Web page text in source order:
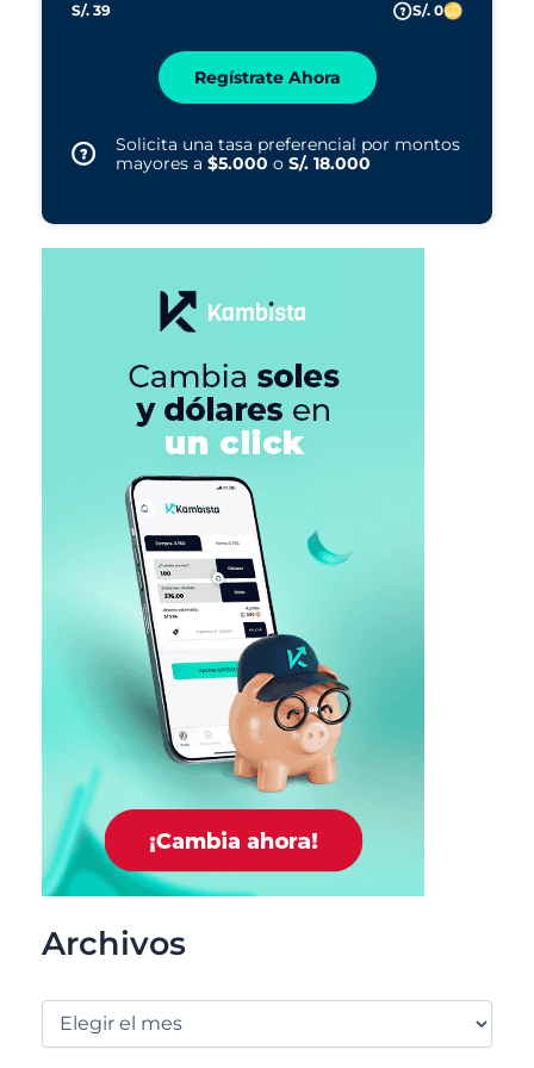
S/. 39
S/. 0
Regístrate Ahora
Solicita una tasa preferencial por montos
mayores a $5.000 o S/. 18.000
Archivos